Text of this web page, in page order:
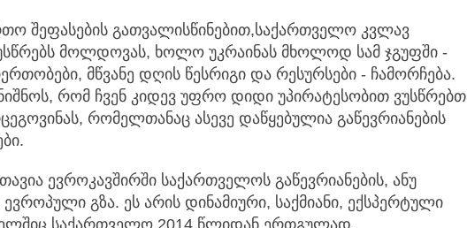
შეფასების გათვალისწინებით,საქართველო კვლავ
მოლდოვას, ხოლო უკრაინას მხოლოდ სამ ჯგუფში -
მწვანე დღის წესრიგი და რესურსები - ჩამორჩება.
რომ ჩვენ კიდევ უფრო დიდი უპირატესობით ვუსწრებთ
რომელთანაც ასევე დაწყებულია გაწევრიანების
ევროკავშირში საქართველოს გაწევრიანების, ანუ
გზა. ეს არის დინამიური, საქმიანი, ექსპერტული